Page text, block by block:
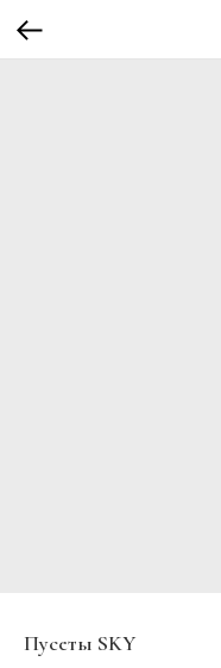
Пусеты SKY